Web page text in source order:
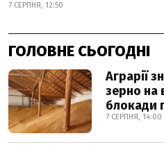
7 СЕРПНЯ, 12:50
ГОЛОВНЕ СЬОГОДНІ
Аграрії
зерно на
блокади
7 СЕРПНЯ, 14:00